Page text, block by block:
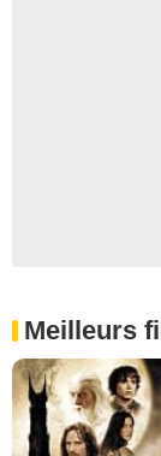
Meilleurs